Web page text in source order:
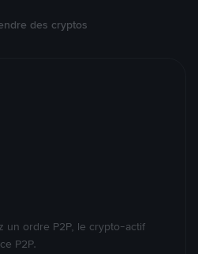
des cryptos
un ordre P2P, le crypto-actif
P2P.